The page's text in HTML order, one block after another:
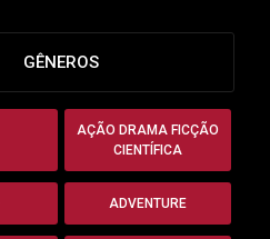
GÊNEROS
AÇÃO DRAMA FICÇÃO
CIENTÍFICA
ADVENTURE